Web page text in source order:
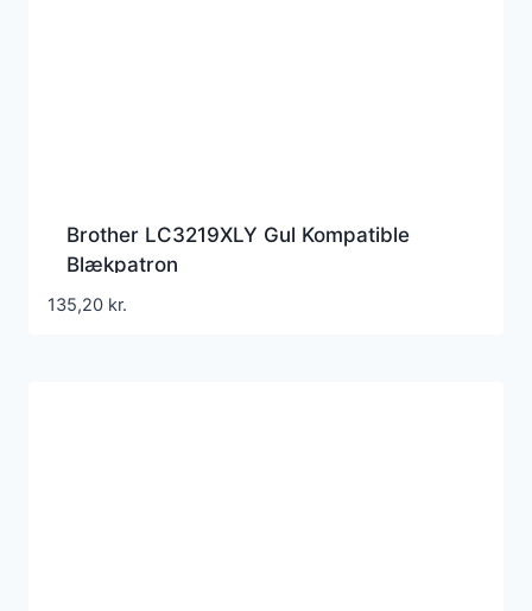
Brother LC3219XLY Gul Kompatible
Blækpatron
135,20 kr.